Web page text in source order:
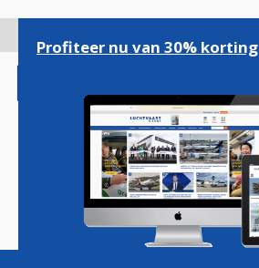
gaan
Magazine Podcasts
Profiteer nu van 30% korting